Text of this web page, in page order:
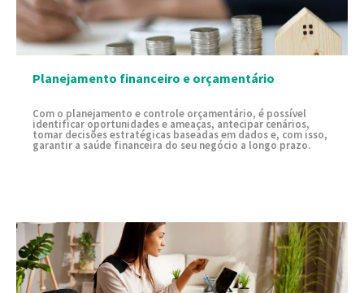
Planejamento financeiro e orçamentário
Com o planejamento e controle orçamentário, é possível
identificar oportunidades e ameaças, antecipar cenários,
tomar decisões estratégicas baseadas em dados e, com isso,
garantir a saúde financeira do seu negócio a longo prazo.